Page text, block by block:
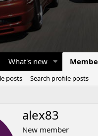
What's new
posts
Search profile posts
alex83
New member